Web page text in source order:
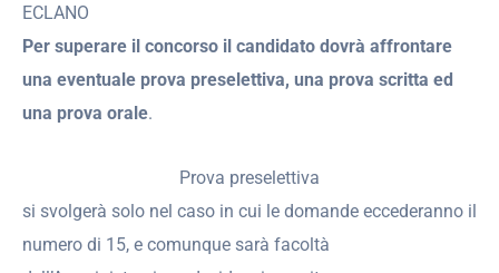
ECLANO
Per superare il concorso il candidato dovrà affrontare
una eventuale prova preselettiva, una prova scritta ed
una prova orale.
Prova preselettiva
si svolgerà solo nel caso in cui le domande eccederanno il
numero di 15, e comunque sarà facoltà